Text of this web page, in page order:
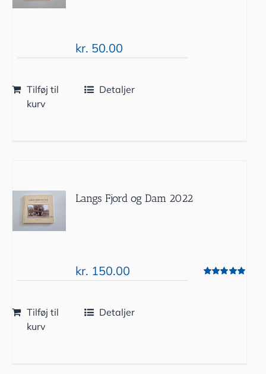
kr. 50.00
Tilføj til
kurv
Detaljer
Langs Fjord og Dam 2022
kr. 150.00
Tilføj til
kurv
Detaljer